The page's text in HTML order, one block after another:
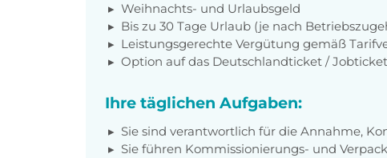
Weihnachts- und Urlaubsgeld
Bis zu 30 Tage Urlaub (je nach
Leistungsgerechte Vergütung gemäß
Option auf das Deutschlandticket / Jobticket
Ihre täglichen Aufgaben:
Sie sind verantwortlich für die Annahme,
Sie führen Kommissionierungs- und